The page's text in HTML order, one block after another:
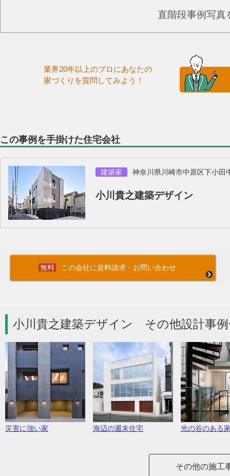
直階段事例写真
業界20年以上のプロにあなたの
家づくりを質問してみよう！
この事例を手掛けた住宅会社
建築家 神奈川県川崎市中原区下小田
小川貴之建築デザイン
この会社に資料請求・お問い合わせ
小川貴之建築デザイン その他設計事
災害に強い家 海辺の週末住宅 光の谷のある
その他の施工